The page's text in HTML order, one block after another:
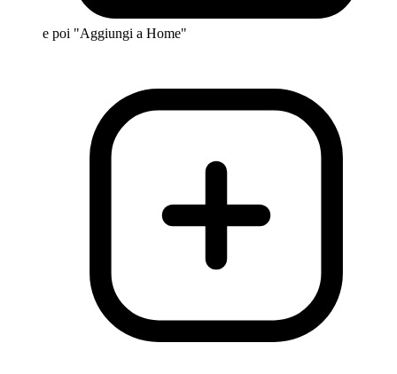
e poi "Aggiungi a Home"